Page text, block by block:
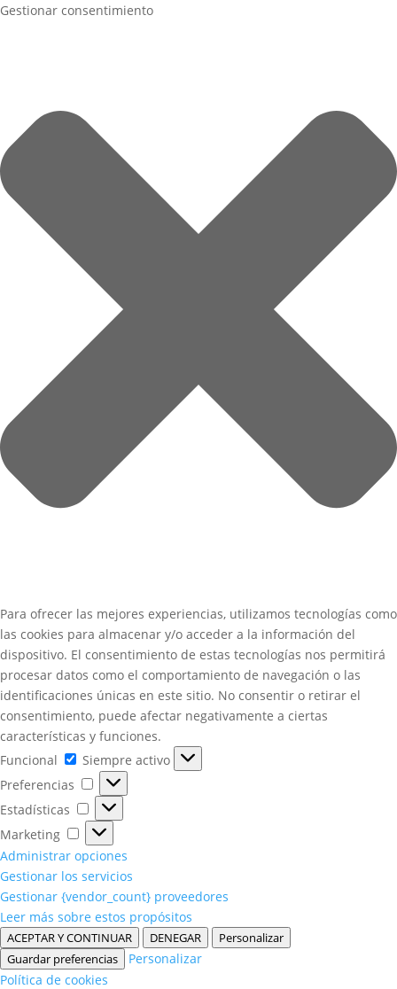
Gestionar consentimiento
Para ofrecer las mejores experiencias, utilizamos tecnologías como
las cookies para almacenar y/o acceder a la información del
dispositivo. El consentimiento de estas tecnologías nos permitirá
procesar datos como el comportamiento de navegación o las
identificaciones únicas en este sitio. No consentir o retirar el
consentimiento, puede afectar negativamente a ciertas
características y funciones.
Funcional
Funcional
Siempre activo
Preferencias
Preferencias
Estadísticas
Estadísticas
Marketing
Marketing
Administrar opciones
Gestionar los servicios
Gestionar {vendor_count} proveedores
Leer más sobre estos propósitos
ACEPTAR Y CONTINUAR DENEGAR
Personalizar
Guardar preferencias
Personalizar
Política de cookies